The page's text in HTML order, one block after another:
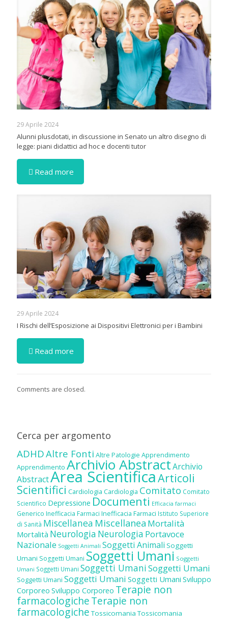
29 Aprile 2024
Alunni plusdotati, in discussione in Senato un altro disegno di
legge: piani didattici ad hoc e docenti tutor
Read more
29 Aprile 2024
I Rischi dell’Esposizione ai Dispositivi Elettronici per i Bambini
Read more
Comments are closed.
Cerca per argomento
ADHDAltre Fonti Altre Patologie Apprendimento
Apprendimento Archivio AbstractArchivio
AbstractArea ScientificaArticoli
Scientifici Cardiologia Cardiologia Comitato Comitato
Scientifico Depressione Documenti Efficacia farmaci
Generico Inefficacia Farmaci Inefficacia Farmaci Istituto Superiore
di Sanità Miscellanea Miscellanea Mortalità
Mortalità Neurologia Neurologia Portavoce
Nazionale Soggetti Animali Soggetti Animali Soggetti
Umani Soggetti Umani Soggetti Umani Soggetti
Umani Soggetti Umani Soggetti UmaniSoggetti Umani
Soggetti Umani Soggetti Umani Soggetti Umani Sviluppo
Corporeo Sviluppo Corporeo Terapie non
farmacologicheTerapie non
farmacologiche Tossicomania Tossicomania